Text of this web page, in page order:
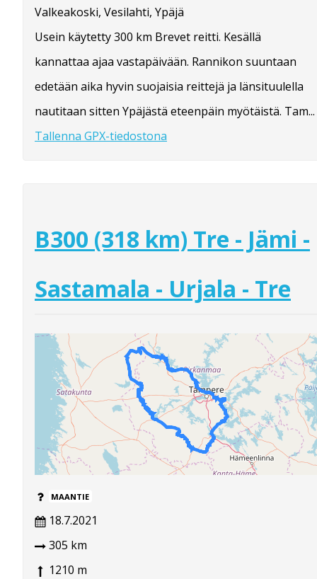
Valkeakoski, Vesilahti, Ypäjä
Usein käytetty 300 km Brevet reitti. Kesällä
kannattaa ajaa vastapäivään. Rannikon suuntaan
edetään aika hyvin suojaisia reittejä ja länsituulella
nautitaan sitten Ypäjästä eteenpäin myötäistä. Tam...
Tallenna GPX-tiedostona
B300 (318 km) Tre - Jämi -
Sastamala - Urjala - Tre
MAANTIE
18.7.2021
305 km
1210 m